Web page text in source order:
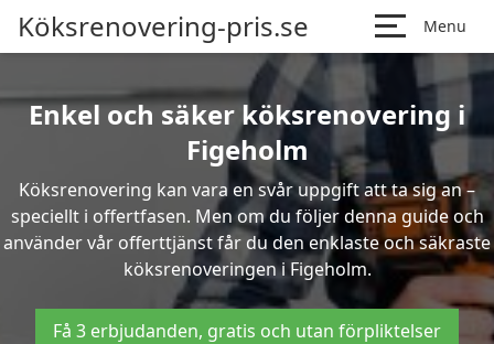
Köksrenovering-pris.se Menu
Enkel och säker köksrenovering i
Figeholm
Köksrenovering kan vara en svår uppgift att ta sig an –
speciellt i offertfasen. Men om du följer denna guide och
använder vår offerttjänst får du den enklaste och säkraste
köksrenoveringen i Figeholm.
Få 3 erbjudanden, gratis och utan förpliktelser